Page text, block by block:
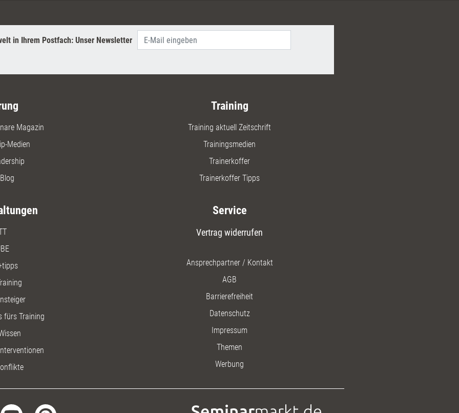
in Ihrem Postfach: Unser Newsletter
Magazin
Medien
Training
Training aktuell Zeitschrift
Trainingsmedien
Trainerkoffer
Trainerkoffer Tipps
fürs Training
Service
Vertrag widerrufen
Ansprechpartner / Kontakt
AGB
Barrierefreiheit
Datenschutz
Impressum
Themen
Werbung